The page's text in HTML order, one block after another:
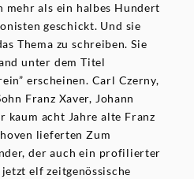
mehr als ein halbes Hundert
geschickt. Und sie
Thema zu schreiben. Sie
unter dem Titel
erscheinen. Carl Czerny,
Franz Xaver, Johann
kaum acht Jahre alte Franz
lieferten Zum
der auch ein profilierter
elf zeitgenössische